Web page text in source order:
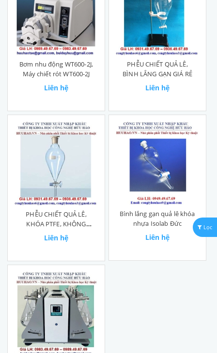
Bơm nhu động WT600-2J,
Máy chiết rót WT600-2J
Liên hệ
PHỄU CHIẾT QUẢ LÊ,
BÌNH LẮNG GẠN GIÁ RẺ
Liên hệ
PHỄU CHIẾT QUẢ LÊ,
KHÓA PTFE, KHÔNG
VẠCH
Liên hệ
Bình lắng gạn quả lê khóa
nhựa Isolab Đức
Liên hệ
Lọc